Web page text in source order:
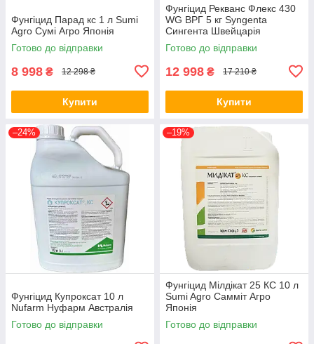
Фунгіцид Парад кс 1 л Sumi
Agro Сумі Агро Японія
Готово до відправки
8 998 ₴ 12 298 ₴
Купити
Фунгіцид Рекванс Флекс 430
WG ВРГ 5 кг Syngenta
Сингента Швейцарія
Готово до відправки
12 998 ₴ 17 210 ₴
Купити
–24%
Фунгіцид Купроксат 10 л
Nufarm Нуфарм Австралія
Готово до відправки
–19%
Фунгіцид Мілдікат 25 КС 10 л
Sumi Agro Самміт Агро
Японія
Готово до відправки